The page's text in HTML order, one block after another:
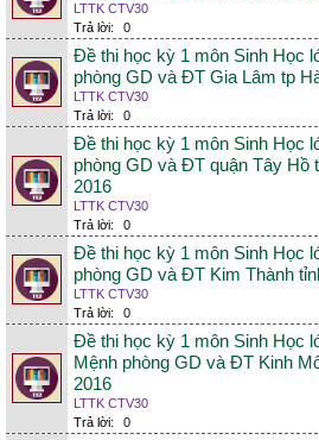
LTTK CTV30
Trả lời:
0
Đề thi học kỳ 1 môn Sinh Học
phòng GD và ĐT Gia Lâm tp
LTTK CTV30
Trả lời:
0
Đề thi học kỳ 1 môn Sinh Học
phòng GD và ĐT quận Tây Hồ
2016
LTTK CTV30
Trả lời:
0
Đề thi học kỳ 1 môn Sinh Học
phòng GD và ĐT Kim Thành
LTTK CTV30
Trả lời:
0
Đề thi học kỳ 1 môn Sinh Học
Mệnh phòng GD và ĐT Kinh
2016
LTTK CTV30
Trả lời:
0